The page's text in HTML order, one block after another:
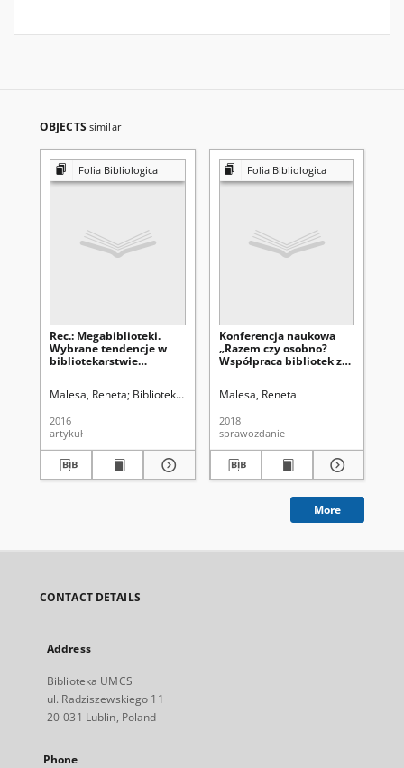
OBJECTS similar
Folia Bibliologica
Rec.: Megabiblioteki.
Wybrane tendencje w
bibliotekarstwie
Barbara Zybert,
Malesa, Reneta Biblioteka Główna Uniwersytetu Marii Curie-
2016
artykuł
Folia Bibliologica
Konferencja naukowa
„Razem czy osobno?
Współpraca bibliotek ze
Perspektywy i projekty”,
Malesa, Reneta
2018
sprawozdanie
More
CONTACT DETAILS
Address
Biblioteka UMCS
ul. Radziszewskiego 11
20-031 Lublin, Poland
Phone